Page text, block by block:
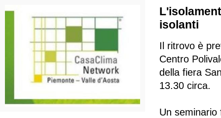
isolanti
Il ritrovo è
Centro
della fiera
13.30 circa.
Un